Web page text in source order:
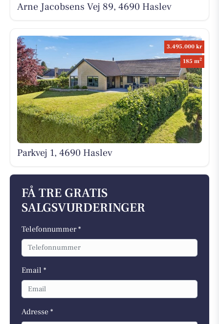
Arne Jacobsens Vej 89, 4690 Haslev
3.495.000 kr
185 m2
Parkvej 1, 4690 Haslev
FÅ TRE GRATIS
SALGSVURDERINGER
Telefonnummer *
Email *
Adresse *